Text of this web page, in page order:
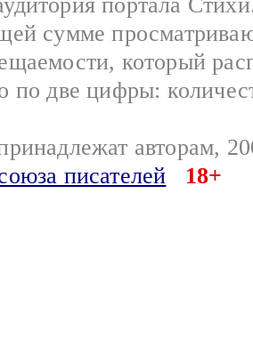
сумме
который
по две цифры:
авторам,
писателей
18+